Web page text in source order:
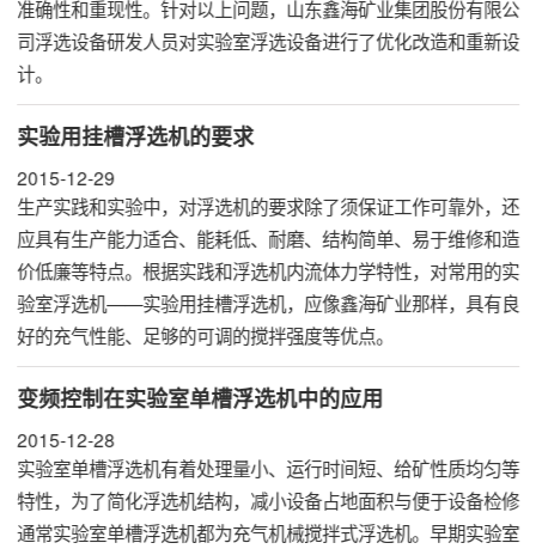
准确性和重现性。针对以上问题，山东鑫海矿业集团股份有限公
司浮选设备研发人员对实验室浮选设备进行了优化改造和重新设
计。
实验用挂槽浮选机的要求
2015-12-29
生产实践和实验中，对浮选机的要求除了须保证工作可靠外，还
应具有生产能力适合、能耗低、耐磨、结构简单、易于维修和造
价低廉等特点。根据实践和浮选机内流体力学特性，对常用的实
验室浮选机——实验用挂槽浮选机，应像鑫海矿业那样，具有良
好的充气性能、足够的可调的搅拌强度等优点。
变频控制在实验室单槽浮选机中的应用
2015-12-28
实验室单槽浮选机有着处理量小、运行时间短、给矿性质均匀等
特性，为了简化浮选机结构，减小设备占地面积与便于设备检修
通常实验室单槽浮选机都为充气机械搅拌式浮选机。早期实验室